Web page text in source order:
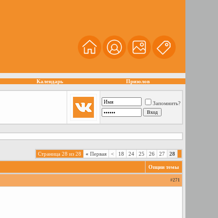
Календарь Призолов
Запомнить?
Страница 28 из 28 « Первая < 18 24 25 26 27 28
Опции темы
#271